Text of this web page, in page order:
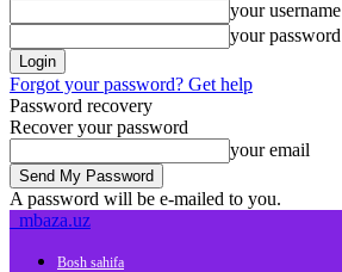
your username
your password
Forgot your password? Get help
Password recovery
Recover your password
your email
A password will be e-mailed to you.
mbaza.uz
Bosh sahifa